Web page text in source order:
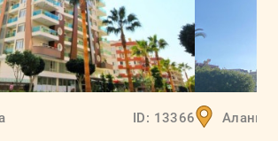
ID: 13366 Аланья